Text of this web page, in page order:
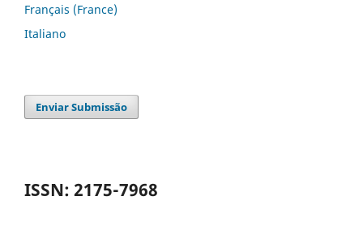
Français (France)
Italiano
Enviar Submissão
ISSN: 2175-7968